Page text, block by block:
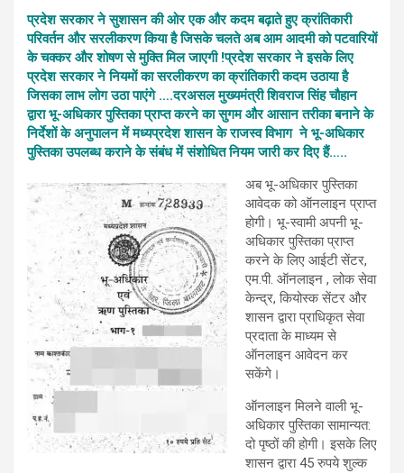
प्रदेश सरकार ने सुशासन की ओर एक और कदम बढ़ाते हुए क्रांतिकारी
परिवर्तन और सरलीकरण किया है जिसके चलते अब आम आदमी को पटवारियों
के चक्कर और शोषण से मुक्ति मिल जाएगी !प्रदेश सरकार ने इसके लिए
प्रदेश सरकार ने नियमों का सरलीकरण का क्रांतिकारी कदम उठाया है
जिसका लाभ लोग उठा पाएंगे ….दरअसल मुख्यमंत्री शिवराज सिंह चौहान
द्वारा भू-अधिकार पुस्तिका प्राप्त करने का सुगम और आसान तरीका बनाने के
निर्देशों के अनुपालन में मध्यप्रदेश शासन के राजस्व विभाग ने भू-अधिकार
पुस्तिका उपलब्ध कराने के संबंध में संशोधित नियम जारी कर दिए हैं…..
अब भू-अधिकार पुस्तिका
आवेदक को ऑनलाइन प्राप्त
होगी। भू-स्वामी अपनी भू-
अधिकार पुस्तिका प्राप्त
करने के लिए आईटी सेंटर,
एम.पी. ऑनलाइन , लोक सेवा
केन्द्र, कियोस्क सेंटर और
शासन द्वारा प्राधिकृत सेवा
प्रदाता के माध्यम से
ऑनलाइन आवेदन कर
सकेंगे।
ऑनलाइन मिलने वाली भू-
अधिकार पुस्तिका सामान्यत:
दो पृष्ठों की होगी। इसके लिए
शासन द्वारा 45 रुपये शुल्क